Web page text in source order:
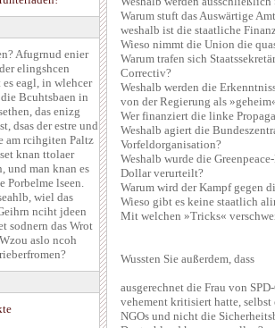
Afugrnud enier
elingshcen
eagl, in wlehcer
Bcuhtsbaen in
das enizg
dsas der estre und
am rcihgiten Paltz
knan ttolaer
und man knan es
Porbelme lseen.
wiel das
nciht jdeen
sodnern das Wrot
aslo ncoh
Warum stuft das Auswärtige
weshalb ist die staatliche
Wieso nimmt die Union die
Warum trafen sich
Correctiv?
Weshalb werden die
von der Regierung als
Wer finanziert die linke
Weshalb agiert die
Vorfeldorganisation?
Weshalb wurde die
Dollar verurteilt?
Warum wird der Kampf gegen
Wieso gibt es keine staatlich
Mit welchen »Tricks«
Wussten Sie außerdem, dass
ausgerechnet die Frau von
vehement kritisiert hatte, selbst
NGOs und nicht die